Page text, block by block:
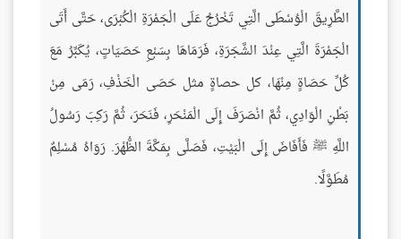
الطَّرِيقَ الْوُسْطَى الَّتِي تَخْرُجُ عَلَى الْجَمْرَةِ الْكُبْرَى، حَتَّى أَتَى
الْجَمْرَةَ الَّتِي عِنْدَ الشَّجَرَةِ، فَرَمَاهَا بِسَبْعِ حَصَيَاتٍ، يُكَبِّرُ مَعَ
كُلِّ حَصَاةٍ مِنْهَا، كل حصاةٍ مثل حَصَى الْخَذْفِ، رَمَى مِنْ
بَطْنِ الْوَادِي، ثُمَّ انْصَرَفَ إِلَى الْمَنْحَرِ، فَنَحَرَ، ثُمَّ رَكِبَ رَسُولُ
اللَّهِ ﷺ فَأَفَاضَ إِلَى الْبَيْتِ، فَصَلَّى بِمَكَّةَ الظُّهْرَ. رَوَاهُ مُسْلِمٌ
مُطَوَّلًا.